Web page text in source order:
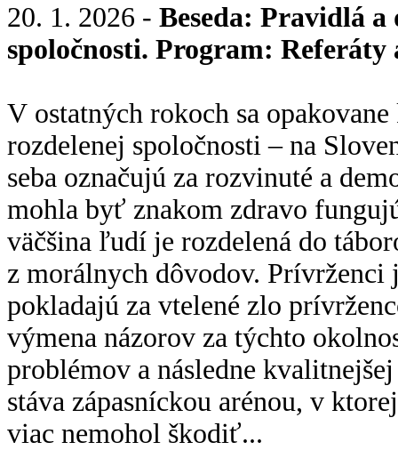
20. 1. 2026 - Beseda: Pravidlá
spoločnosti. Program: Referáty
V ostatných rokoch sa
rozdelenej spoločnosti – na
seba označujú za rozvinuté a
mohla byť znakom zdravo
väčšina ľudí je rozdelená do
z morálnych dôvodov. Prívrženci
pokladajú za vtelené zlo
výmena názorov za týchto
problémov a následne
stáva zápasníckou arénou, v
viac nemohol škodiť...